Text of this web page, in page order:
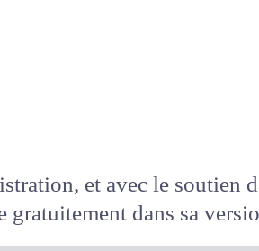
et avec le
gratuitementdans sa